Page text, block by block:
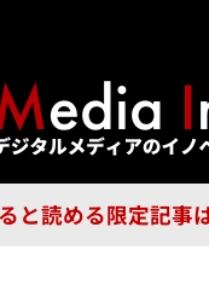
読める限定記事
広告 企業